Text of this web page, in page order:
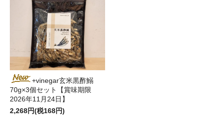
+vinegar玄米黒酢鰯
70g×3個セット【賞味期限
2026年11月24日】
2,268円(税168円)